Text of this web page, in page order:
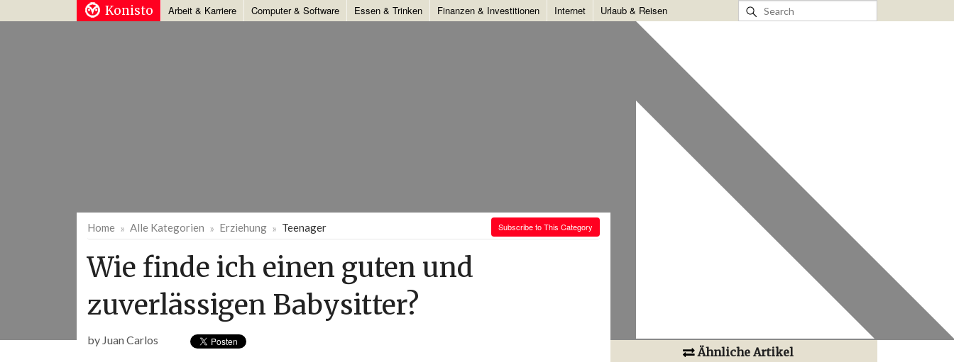
Konisto Arbeit & Karriere Computer & Software Essen & Trinken Finanzen & Investitionen Internet Urlaub & Reisen
Home Alle Kategorien Erziehung Teenager Subscribe to This Category
Wie finde ich einen guten und
zuverlässigen Babysitter?
by Juan Carlos
Ähnliche Artikel